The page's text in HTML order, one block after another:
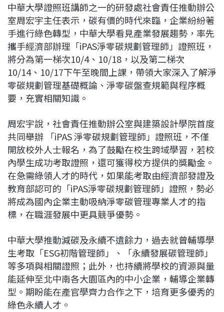
中華大學證照班講師之一的研發處社會責任推動辦公
室周宏宇主任表示，碳有價的時代來臨，企業紛紛著
手進行綠色轉型，中華大學看見產業發展趨勢，率先
攜手經濟部辦理「iPAS淨零碳規劃管理師」證照班，
將分為第一梯次10/4、10/18，以及第二梯次
10/14、10/17下午至晚間上課，帶領大家深入了解淨
零碳規劃管理基礎概論、淨零碳盤查規範與程序概
要，充實相關知識。
周宏宇說，社會責任推動辦公室與建築設計學院首度
共同舉辦 「iPAS 淨零碳規劃管理師」證照班，不僅
開放校外人士報名，為了鼓勵在校生跨域學習，若校
內學生成功考取證照，還可獲得校方提供的獎勵金。
在急需綠領人才的時代，如果能考取由經濟部發證及
教育部認可的「iPAS淨零碳規劃管理師」證照，勢必
將成為國內企業主動吸納淨零碳管理專業人才的指
標，在職涯發展中更具競爭優勢。
中華大學推動減碳及永續不遺餘力，過去就曾輔導學
生考取「ESG初階管理師」、「永續發展碳管理師」
等多項與相關證照；此外，也持續將學校的資源與量
能延伸至北中南各大園區內的中小企業，輔導企業轉
型。期盼能在產官學齊力合作之下，培育更多優秀的
綠色永續人才。